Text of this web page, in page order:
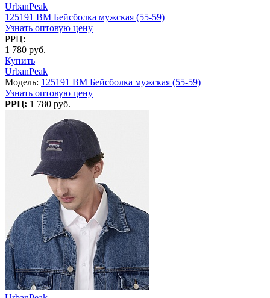
UrbanPeak
125191 BM Бейсболка мужская (55-59)
Узнать оптовую цену
РРЦ:
1 780 руб.
Купить
UrbanPeak
Модель: 125191 BM Бейсболка мужская (55-59)
Узнать оптовую цену
РРЦ: 1 780 руб.